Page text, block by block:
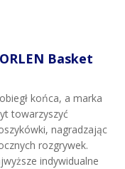
Basket
końca, a marka
towarzyszyć
nagradzając
rozgrywek.
indywidualne